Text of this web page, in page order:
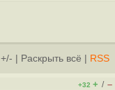
+/- Раскрыть всё RSS
+32 + / –